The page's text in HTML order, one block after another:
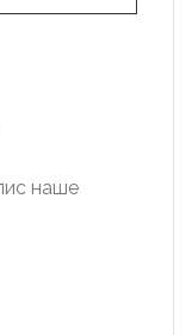
наше